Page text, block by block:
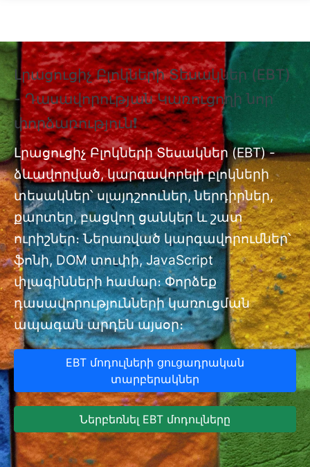
Լրացուցիչ Բլոկների Տեսակներ (EBT)
- Դասավորության Կառուցողի նոր
փորձառություն❗
Լրացուցիչ Բլոկների Տեսակներ (EBT) -
ձևավորված, կարգավորելի բլոկների
տեսակներ՝ սլայդշոուներ, ներդիրներ,
քարտեր, բացվող ցանկեր և շատ
ուրիշներ։ Ներառված կարգավորումներ՝
ֆոնի, DOM տուփի, JavaScript
փլագինների համար։ Փորձեք
դասավորությունների կառուցման
ապագան արդեն այսօր։
EBT մոդուլների ցուցադրական
տարբերակներ
Ներբեռնել EBT մոդուլները